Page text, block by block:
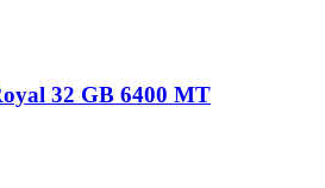
32 GB 6400 MT